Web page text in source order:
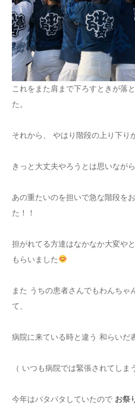
これをまた肩まで下ろすときが落
た。
それから、 やはり階段の上り下り
きっと大丈夫やろうとは思いなが
あの重たいのを担いで急な階段を
た！！
担がれてる方達はなかなか大変や
もらいました
また うちの患者さんでもわんち
て、
病院に来ている時と違う 和らいだ
（ いつも病院では緊張されてしま
今年はバタバタしていたので お祭